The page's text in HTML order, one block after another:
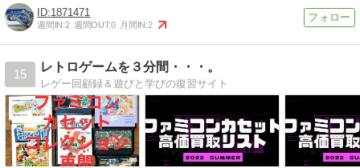
1871471
週間IN:2 週間OUT:0 月間IN:2
15
レトロゲームを３分間・・・。
レゲー回顧録＆遊びと学びの復習サイト